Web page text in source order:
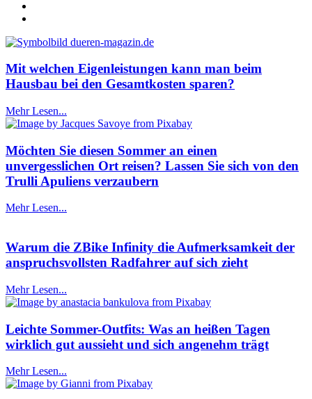
Mit welchen Eigenleistungen kann man beim
Hausbau bei den Gesamtkosten sparen?
Mehr Lesen...
Möchten Sie diesen Sommer an einen
unvergesslichen Ort reisen? Lassen Sie sich von den
Trulli Apuliens verzaubern
Mehr Lesen...
Warum die ZBike Infinity die Aufmerksamkeit der
anspruchsvollsten Radfahrer auf sich zieht
Mehr Lesen...
Leichte Sommer-Outfits: Was an heißen Tagen
wirklich gut aussieht und sich angenehm trägt
Mehr Lesen...